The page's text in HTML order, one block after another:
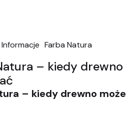
Informacje Farba Natura
2026
– kiedy drewno
– kiedy drewno może